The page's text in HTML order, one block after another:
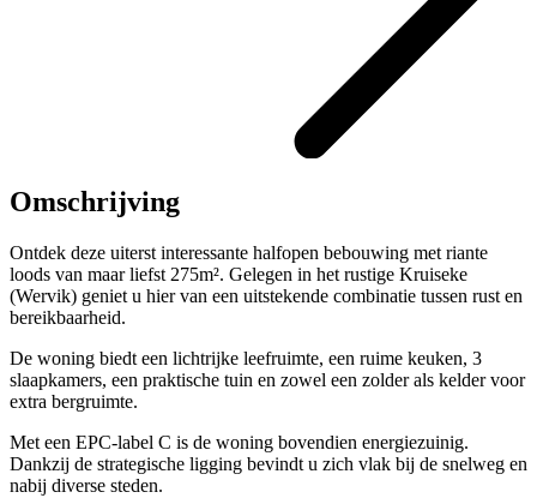
Omschrijving
Ontdek deze uiterst interessante halfopen bebouwing met riante
loods van maar liefst 275m². Gelegen in het rustige Kruiseke
(Wervik) geniet u hier van een uitstekende combinatie tussen rust en
bereikbaarheid.
De woning biedt een lichtrijke leefruimte, een ruime keuken, 3
slaapkamers, een praktische tuin en zowel een zolder als kelder voor
extra bergruimte.
Met een EPC-label C is de woning bovendien energiezuinig.
Dankzij de strategische ligging bevindt u zich vlak bij de snelweg en
nabij diverse steden.